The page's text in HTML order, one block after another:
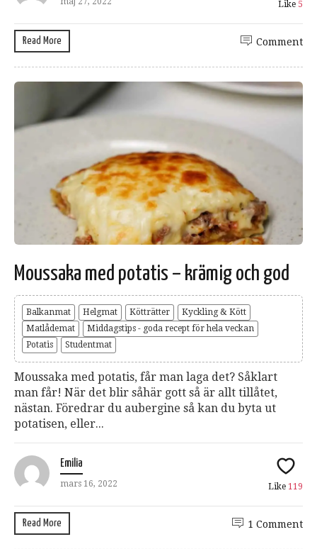
Like 5
Read More Comment
Moussaka med potatis – krämig och god
Balkanmat Helgmat Kötträtter
Kyckling & Kött
Matlådemat
Middagstips - goda recept för hela veckan
Potatis
Studentmat
Moussaka med potatis, får man laga det? Såklart
man får! När det blir såhär gott så är allt tillåtet,
nästan. Föredrar du aubergine så kan du byta ut
potatisen, eller...
Emilia
mars 16, 2022 Like 119
Read More 1 Comment